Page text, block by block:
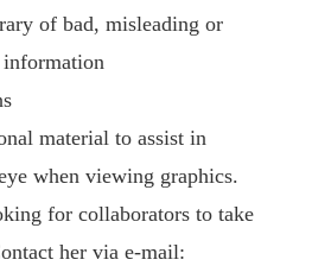
of bad, misleading or
material to assist in
when viewing graphics.
for collaborators to take
her via e-mail: